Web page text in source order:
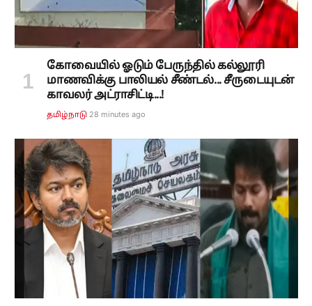
கோவையில் ஓடும் பேருந்தில் கல்லூரி
மாணவிக்கு பாலியல் சீண்டல்... சீருடையுடன்
காவலர் அட்ராசிட்டி...!
தமிழ்நாடு 28 minutes ago